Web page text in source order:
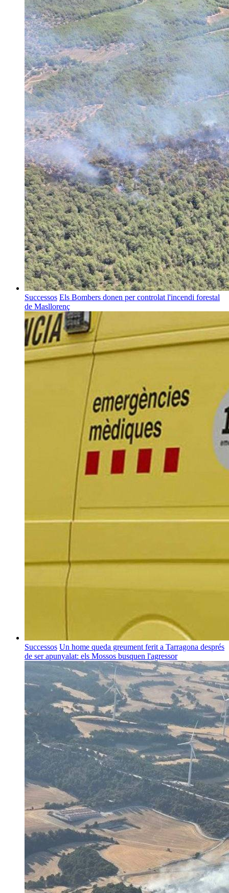
Successos Els Bombers donen per controlat l'incendi forestal
de Masllorenç
Successos Un home queda greument ferit a Tarragona després
de ser apunyalat: els Mossos busquen l'agressor